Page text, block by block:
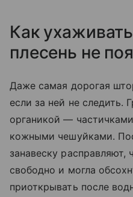
Как
плесень не
Даже самая дорогая
если за ней не следить.
органикой —
кожными чешуйками.
занавеску расправляют,
свободно и могла
приоткрывать после